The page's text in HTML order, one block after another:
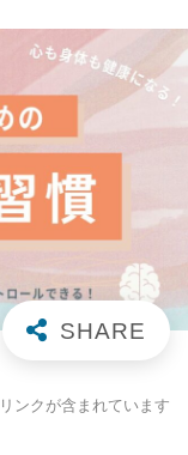
ンクが含まれています